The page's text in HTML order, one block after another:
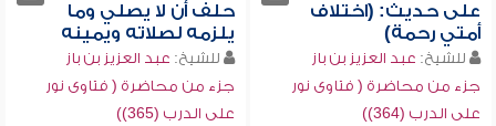
على حديث: (اختلاف
أمتي رحمة)
للشيخ: عبد العزيز بن باز
جزء من محاضرة ( فتاوى نور
على الدرب (364))
حلف أن لا يصلي وما
يلزمه لصلاته ويمينه
للشيخ: عبد العزيز بن باز
جزء من محاضرة ( فتاوى نور
على الدرب (365))